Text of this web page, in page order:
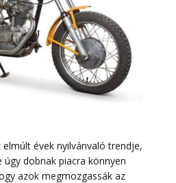
elmúlt évek nyilvánvaló trendje,
dobnak piacra könnyen
azok megmozgassák az